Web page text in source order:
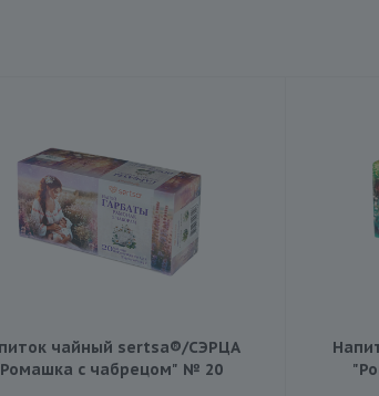
чайный sertsa®/СЭРЦА
с чабрецом" № 20